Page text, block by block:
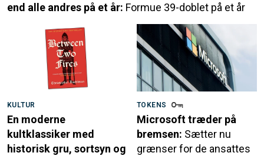
end alle andres på et år: Formue 39-doblet på et år
KULTUR
En moderne
kultklassiker med
historisk gru, sortsyn og
TOKENS
Microsoft træder på
bremsen: Sætter nu
grænser for de ansattes